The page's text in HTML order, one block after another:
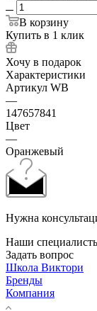
В корзину
Купить в 1 клик
Хочу в подарок
Характеристики
Артикул WB
—
147657841
Цвет
—
Оранжевый
Нужна
Наши
Задать вопрос
Школа Виктори
Бренды
Компания